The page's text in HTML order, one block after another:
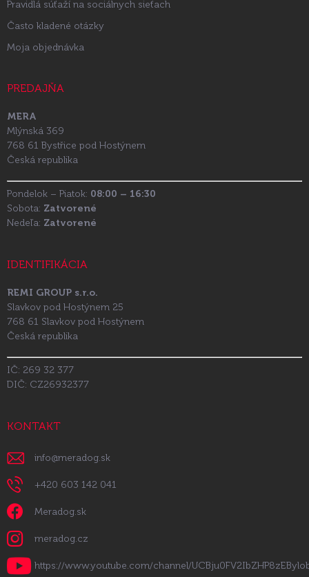
Pravidlá súťaží na sociálnych sieťach
Často kladené otázky
Moja objednávka
PREDAJŇA
MERA
Mlýnská 369
768 61 Bystřice pod Hostýnem
Česká republika
Pondelok – Piatok: 08:00 – 16:30
Sobota: Zatvorené
Nedeľa: Zatvorené
IDENTIFIKÁCIA
REMI GROUP s.r.o.
Slavkov pod Hostýnem 25
768 61 Slavkov pod Hostýnem
Česká republika
IČ: 269 32 377
DIČ: CZ26932377
KONTAKT
info@meradog.sk
+420 603 142 041
Meradog.sk
meradog.cz
https://www.youtube.com/channel/